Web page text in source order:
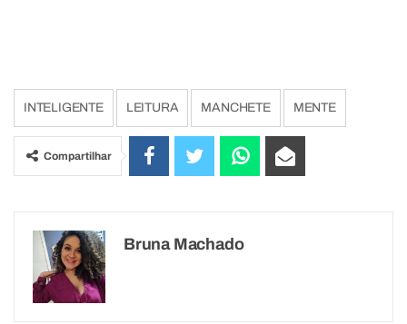
INTELIGENTE LEITURA MANCHETE MENTE
Compartilhar
Bruna Machado